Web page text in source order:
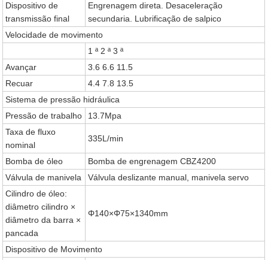
Dispositivo de
transmissão final
Engrenagem direta. Desaceleração
secundaria. Lubrificação de salpico
Velocidade de movimento
1 ª 2 ª 3 ª
Avançar
3.6 6.6 11.5
Recuar
4.4 7.8 13.5
Sistema de pressão hidráulica
Pressão de trabalho
13.7Mpa
Taxa de fluxo
nominal
335L/min
Bomba de óleo
Bomba de engrenagem CBZ4200
Válvula de manivela
Válvula deslizante manual, manivela servo
Cilindro de óleo:
diâmetro cilindro ×
diâmetro da barra ×
pancada
Φ140×Φ75×1340mm
Dispositivo de Movimento